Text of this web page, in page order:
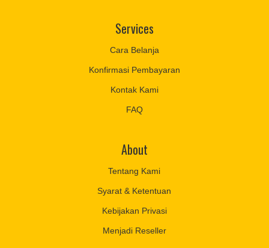
Services
Cara Belanja
Konfirmasi Pembayaran
Kontak Kami
FAQ
About
Tentang Kami
Syarat & Ketentuan
Kebijakan Privasi
Menjadi Reseller